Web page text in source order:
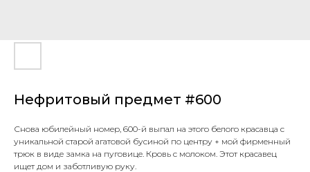
Нефритовый предмет #600
Снова юбилейный номер, 600-й выпал на этого белого красавца с
уникальной старой агатовой бусиной по центру + мой фирменный
трюк в виде замка на пуговице. Кровь с молоком. Этот красавец
ищет дом и заботливую руку.